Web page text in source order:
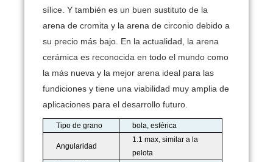
sílice. Y también es un buen sustituto de la
arena de cromita y la arena de circonio debido a
su precio más bajo. En la actualidad, la arena
cerámica es reconocida en todo el mundo como
la más nueva y la mejor arena ideal para las
fundiciones y tiene una viabilidad muy amplia de
aplicaciones para el desarrollo futuro.
Tipo de grano bola, esférica
Angularidad
1.1 max, similar a la
pelota